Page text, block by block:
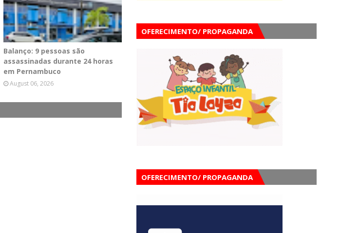
Balanço: 9 pessoas são
assassinadas durante 24 horas
em Pernambuco
August 06, 2026
OFERECIMENTO/ PROPAGANDA
OFERECIMENTO/ PROPAGANDA